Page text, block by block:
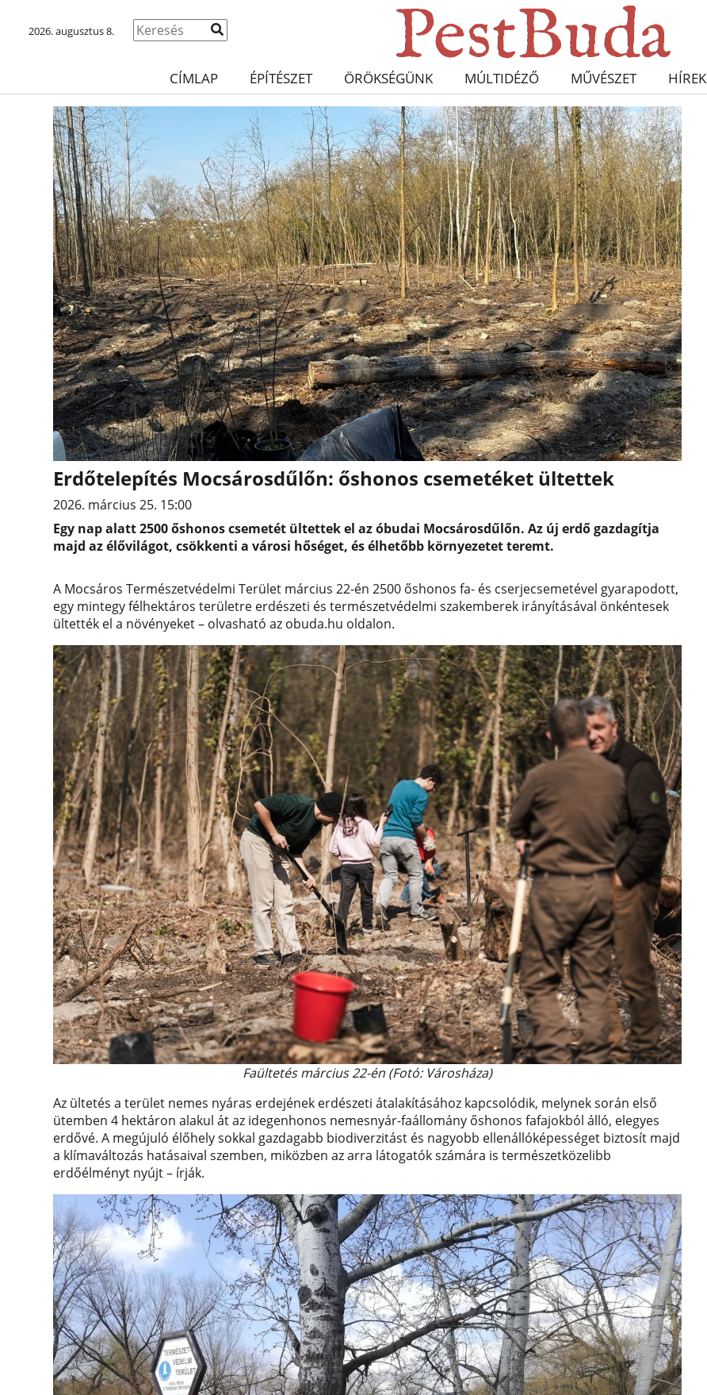
2026. augusztus 8.
CÍMLAP ÉPÍTÉSZET ÖRÖKSÉGÜNK MÚLTIDÉZŐ MŰVÉSZET HÍREK
Erdőtelepítés Mocsárosdűlőn: őshonos csemetéket ültettek
2026. március 25. 15:00
Egy nap alatt 2500 őshonos csemetét ültettek el az óbudai Mocsárosdűlőn. Az új erdő gazdagítja
majd az élővilágot, csökkenti a városi hőséget, és élhetőbb környezetet teremt.
A Mocsáros Természetvédelmi Terület március 22-én 2500 őshonos fa- és cserjecsemetével gyarapodott,
egy mintegy félhektáros területre erdészeti és természetvédelmi szakemberek irányításával önkéntesek
ültették el a növényeket – olvasható az obuda.hu oldalon.
Faültetés március 22-én (Fotó: Városháza)
Az ültetés a terület nemes nyáras erdejének erdészeti átalakításához kapcsolódik, melynek során első
ütemben 4 hektáron alakul át az idegenhonos nemesnyár-faállomány őshonos fafajokból álló, elegyes
erdővé. A megújuló élőhely sokkal gazdagabb biodiverzitást és nagyobb ellenállóképességet biztosít majd
a klímaváltozás hatásaival szemben, miközben az arra látogatók számára is természetközelibb
erdőélményt nyújt – írják.